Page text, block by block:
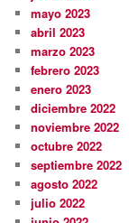
mayo 2023
abril 2023
marzo 2023
febrero 2023
enero 2023
diciembre 2022
noviembre 2022
octubre 2022
septiembre 2022
agosto 2022
julio 2022